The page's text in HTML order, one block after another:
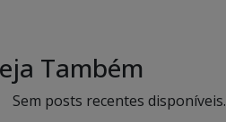
Também
Sem posts recentes disponíveis.